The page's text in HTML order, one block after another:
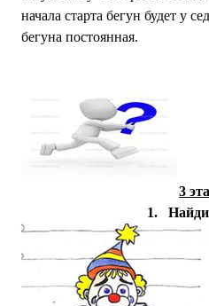
начала старта бегун будет у
бегуна постоянная.
3
1.